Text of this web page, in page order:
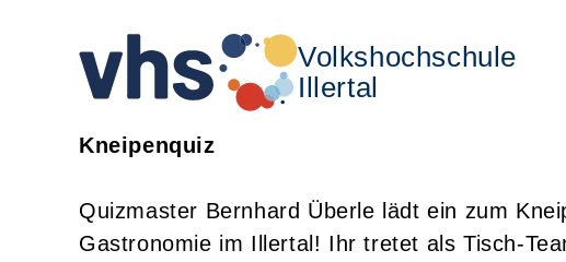
Volkshochschule
Illertal
Kneipenquiz
Quizmaster Bernhard Überle lädt ein zum
Gastronomie im Illertal! Ihr tretet als Tisch-